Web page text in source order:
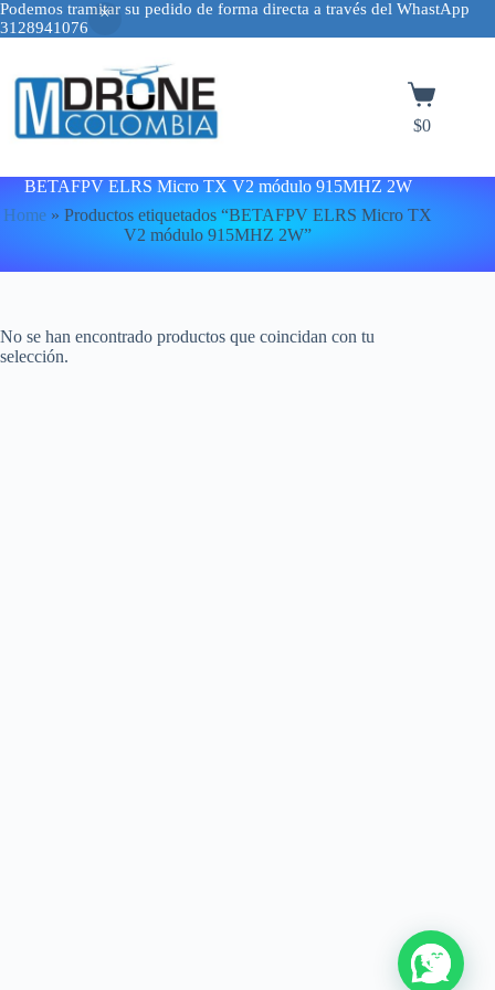
Podemos tramitar su pedido de forma directa a través del WhastApp
3128941076
contenido
Carro
de
compra
$0
BETAFPV ELRS Micro TX V2 módulo 915MHZ 2W
Home »Productos etiquetados “BETAFPV ELRS Micro TX
V2 módulo 915MHZ 2W”
No se han encontrado productos que coincidan con tu
selección.